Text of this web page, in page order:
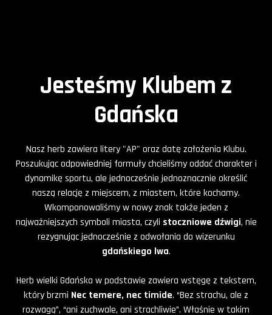
Jesteśmy Klubem z
Gdańska
Nasz herb zawiera litery "AP" oraz datę założenia Klubu.
Poszukując odpowiedniej formuły chcieliśmy oddać charakter i
dynamikę sportu, ale jednocześnie jednoznacznie określić
naszą relację z miejscem, z miastem, które kochamy.
Wkomponowaliśmy w nowy znak także jeden z
najważniejszych symboli miasta, czyli stoczniowe dźwigi, nie
rezygnując jednocześnie z odwołania do wizerunku
gdańskiego lwa.
Herb wielki Gdańska w podstawie zawiera wstęgę z tekstem,
który brzmi Nec temere, nec timide. “Bez strachu, ale z
rozwagą”, “ani zuchwale, ani strachliwie”. Właśnie w takim